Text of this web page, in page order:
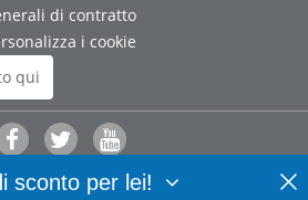
di contratto
i cookie
qui
sconto per lei!